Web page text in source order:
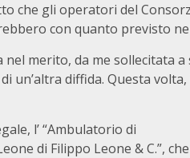
che gli operatori del
con quanto previsto
merito, da me sollecitata a
un’altra diffida. Questa
l’ “Ambulatorio di
di Filippo Leone & C.”, che